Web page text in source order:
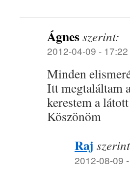
Ágnesszerint:
2012-04-09 - 17:22
Minden
Itt megtaláltam
kerestem a
Köszönöm
Raj
2012-08-09